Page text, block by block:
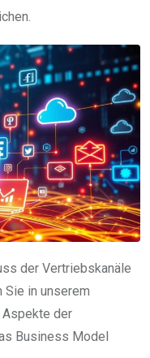
der Vertriebskanäle
in unserem
der
Business Model